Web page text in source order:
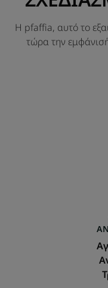
Η pfaffia, αυτό το
τώρα την